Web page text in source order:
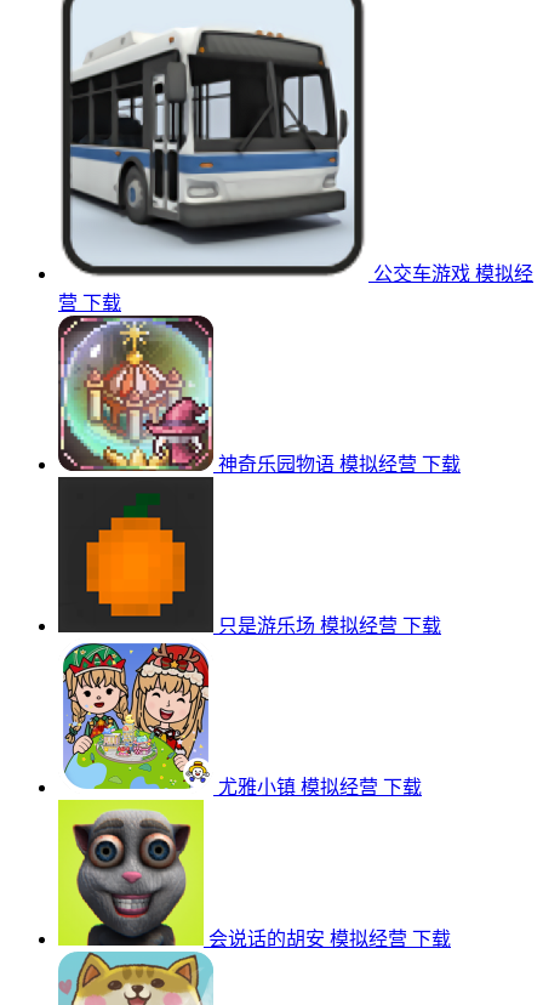
公交车游戏 模拟经
营 下载
神奇乐园物语 模拟经营 下载
只是游乐场 模拟经营 下载
尤雅小镇 模拟经营 下载
会说话的胡安 模拟经营 下载